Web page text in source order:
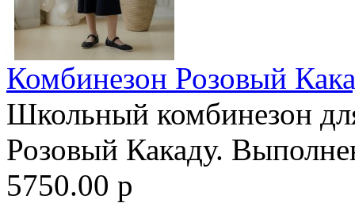
Комбинезон Розовый
Школьный комбинезон
Розовый Какаду.
5750.00 р